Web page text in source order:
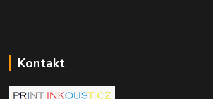
Kontakt